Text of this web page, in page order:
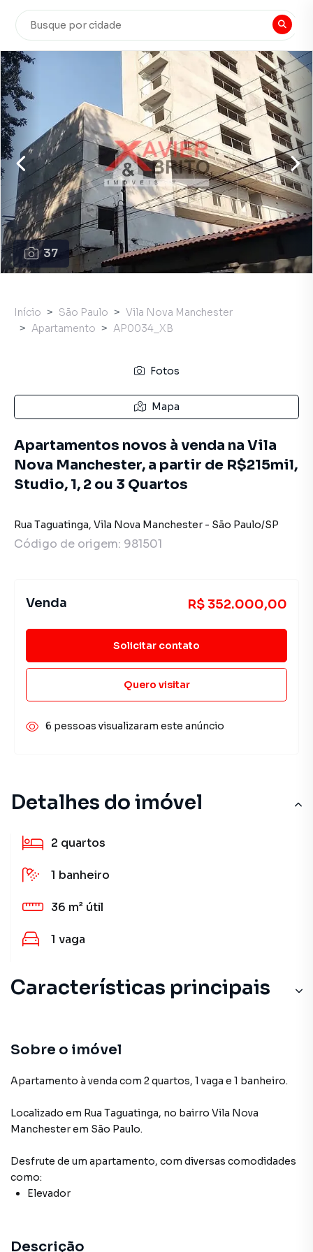
37
Detalhes do imóvel
2 quartos
1 banheiro
36 m² útil
1 vaga
Características principais
Sobre o imóvel
Apartamento à venda com 2 quartos, 1 vaga e 1 banheiro.
Localizado em Rua Taguatinga, no bairro Vila Nova
Manchesterem São Paulo.
Desfrute de um apartamento, com diversas comodidades
como:
Elevador
Descrição
Início São Paulo
Vila Nova Manchester
Apartamento
AP0034_XB
Fotos
Mapa
Apartamentos novos à venda na Vila
Nova Manchester, a partir de R$215mil,
Studio, 1, 2 ou 3 Quartos
Rua Taguatinga, Vila Nova Manchester - São Paulo/SP
Código de origem: 981501
Venda R$ 352.000,00
Solicitar contato
Quero visitar
6 pessoas visualizaram este anúncio